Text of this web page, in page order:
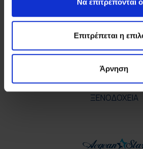
Να επιτρέπονται
Επιτρέπεται η
Άρνηση
ΞΕΝΟΔΟΧΕΙΑ